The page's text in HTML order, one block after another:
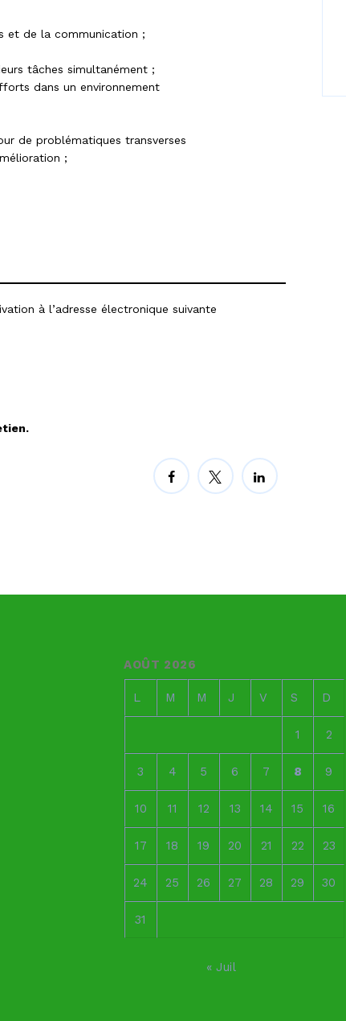
et de la communication ;
tâches simultanément ;
dans un environnement
de problématiques transverses
;
à l’adresse électronique suivante
AOÛT 2026
L M M J V S D
1 2
3 4 5 6 7 8 9
10 11 12 13 14 15 16
17 18 19 20 21 22 23
24 25 26 27 28 29 30
31
« Juil